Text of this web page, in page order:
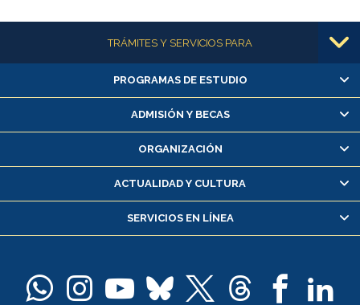
Más informaciónTRÁMITES Y SERVICIOS PARA
Alumnas/os y exalumnas/os
Matrícula en línea
Inscripción y cambio de asignaturas
Consulta y certificado de notas
Servicio médico y dental
Pago de arancel y crédito alumnos
Docentes
PROGRAMAS DE ESTUDIO
ADMISIÓN Y BECAS
ORGANIZACIÓN
ACTUALIDAD Y CULTURA
SERVICIOS EN LÍNEA